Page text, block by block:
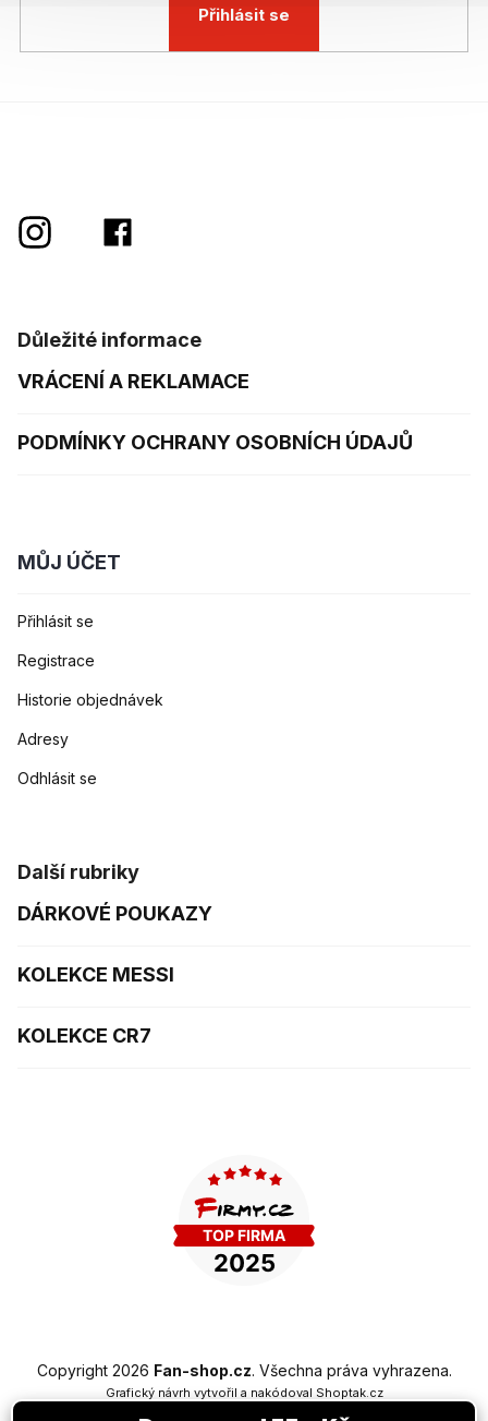
Přihlásit se
Důležité informace
VRÁCENÍ A REKLAMACE
PODMÍNKY OCHRANY OSOBNÍCH ÚDAJŮ
MŮJ ÚČET
Přihlásit se
Registrace
Historie objednávek
Adresy
Odhlásit se
Další rubriky
DÁRKOVÉ POUKAZY
KOLEKCE MESSI
KOLEKCE CR7
Copyright 2026 Fan-shop.cz. Všechna práva vyhrazena.
Grafický návrh vytvořil a nakódoval Shoptak.cz